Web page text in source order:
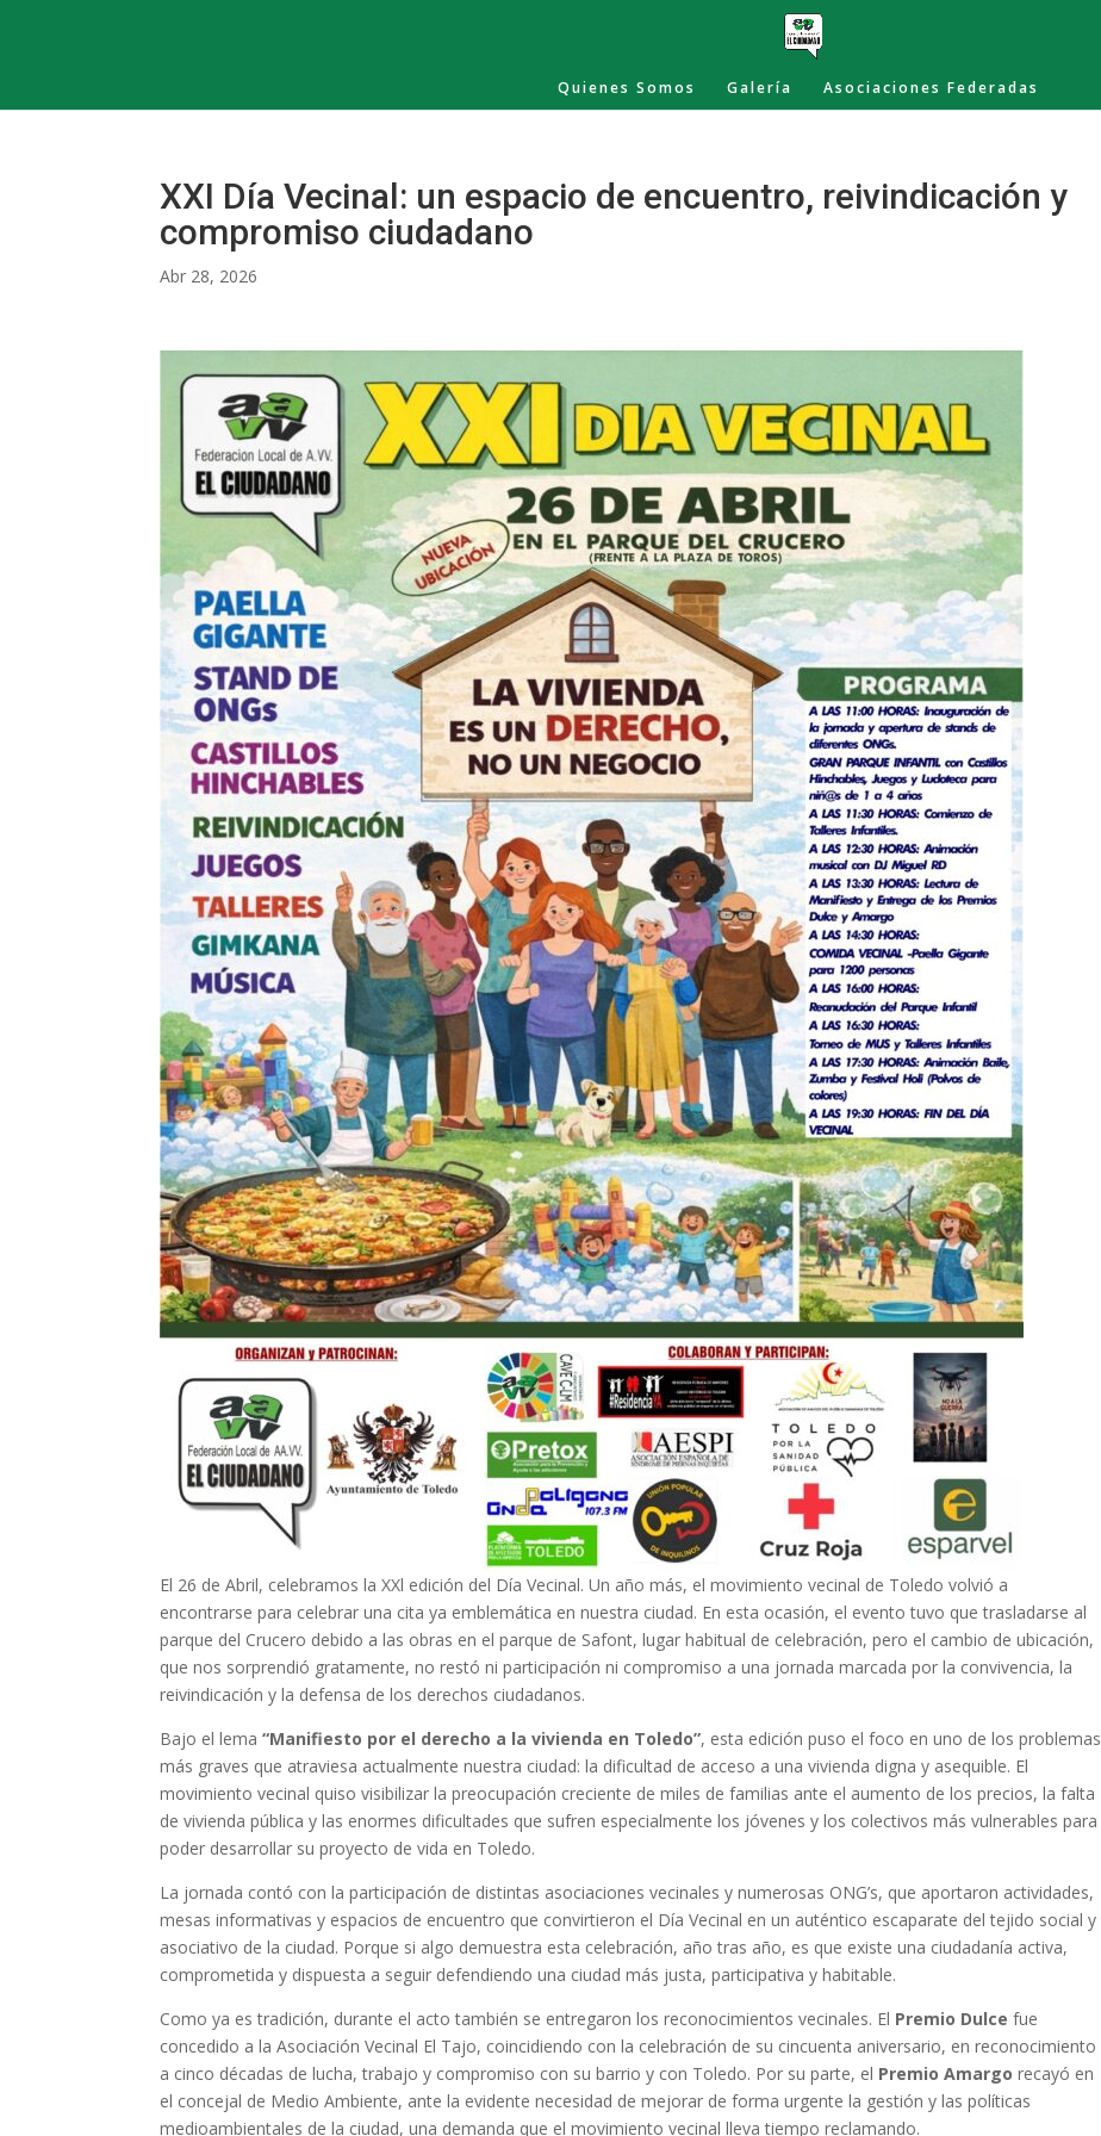
Quienes Somos Galería Asociaciones Federadas
XXI Día Vecinal: un espacio de encuentro, reivindicación y
compromiso ciudadano
Abr 28, 2026
El 26 de Abril, celebramos la XXl edición del Día Vecinal. Un año más, el movimiento vecinal de Toledo volvió a
encontrarse para celebrar una cita ya emblemática en nuestra ciudad. En esta ocasión, el evento tuvo que trasladarse al
parque del Crucero debido a las obras en el parque de Safont, lugar habitual de celebración, pero el cambio de ubicación,
que nos sorprendió gratamente, no restó ni participación ni compromiso a una jornada marcada por la convivencia, la
reivindicación y la defensa de los derechos ciudadanos.
Bajo el lema“Manifiesto por el derecho a la vivienda en Toledo”, esta edición puso el foco en uno de los problemas
más graves que atraviesa actualmente nuestra ciudad: la dificultad de acceso a una vivienda digna y asequible. El
movimiento vecinal quiso visibilizar la preocupación creciente de miles de familias ante el aumento de los precios, la falta
de vivienda pública y las enormes dificultades que sufren especialmente los jóvenes y los colectivos más vulnerables para
poder desarrollar su proyecto de vida en Toledo.
La jornada contó con la participación de distintas asociaciones vecinales y numerosas ONG’s, que aportaron actividades,
mesas informativas y espacios de encuentro que convirtieron el Día Vecinal en un auténtico escaparate del tejido social y
asociativo de la ciudad. Porque si algo demuestra esta celebración, año tras año, es que existe una ciudadanía activa,
comprometida y dispuesta a seguir defendiendo una ciudad más justa, participativa y habitable.
Como ya es tradición, durante el acto también se entregaron los reconocimientos vecinales. El Premio Dulce fue
concedido a la Asociación Vecinal El Tajo, coincidiendo con la celebración de su cincuenta aniversario, en reconocimiento
a cinco décadas de lucha, trabajo y compromiso con su barrio y con Toledo. Por su parte, el Premio Amargo recayó en
el concejal de Medio Ambiente, ante la evidente necesidad de mejorar de forma urgente la gestión y las políticas
medioambientales de la ciudad, una demanda que el movimiento vecinal lleva tiempo reclamando.